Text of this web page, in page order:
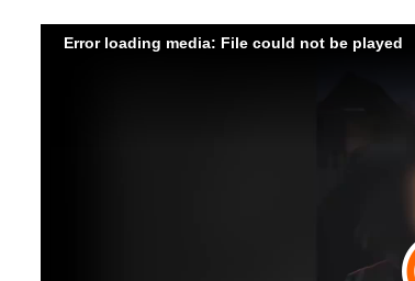
Error loading media: File could not be played